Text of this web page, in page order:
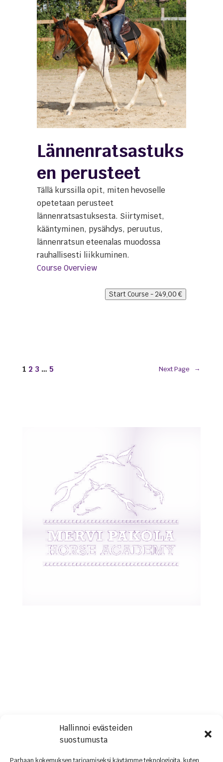
Hallinnoi evästeiden
suostumusta
Lännenratsastuks
en perusteet
Tällä kurssilla opit, miten hevoselle
opetetaan perusteet
lännenratsastuksesta. Siirtymiset,
kääntyminen, pysähdys, peruutus,
lännenratsun eteenalas muodossa
rauhallisesti liikkuminen.
Course Overview
Start Course - 249,00€
1 2 3 … 5 Next Page →
mervi(at)mervipakolahorseacademy.fi tel. +358
044 902 8282